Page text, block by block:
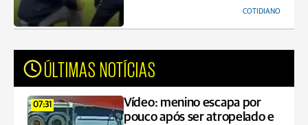
COTIDIANO
ÚLTIMAS NOTÍCIAS
07:31
Vídeo: menino escapa por
pouco após ser atropelado e